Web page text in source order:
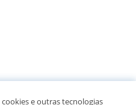
e outras tecnologias